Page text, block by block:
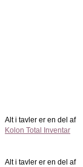
Alt i tavler er en del af
Kolon Total Inventar
Alt i tavler er en del af